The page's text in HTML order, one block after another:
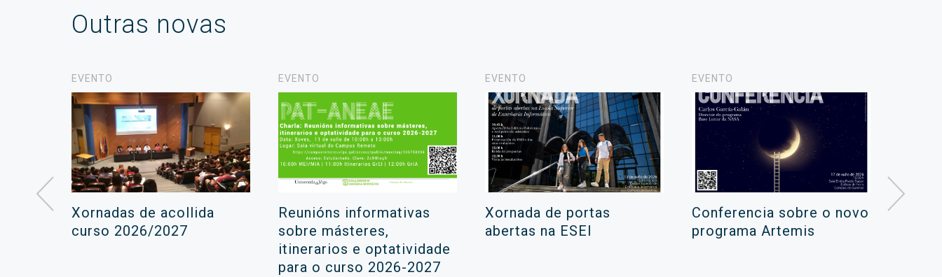
Outras novas
EVENTO
Xornadas de acollida
curso 2026/2027
EVENTO
Reunións informativas
sobre másteres,
itinerarios e optatividade
para o curso 2026-2027
EVENTO
Xornada de portas
abertas na ESEI
EVENTO
Conferencia sobre o novo
programa Artemis